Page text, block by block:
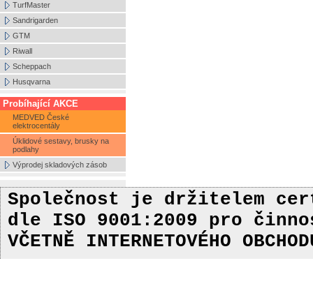
TurfMaster
Sandrigarden
GTM
Riwall
Scheppach
Husqvarna
Probíhající AKCE
MEDVED České
elektrocentály
Úklidové sestavy, brusky na
podlahy
Výprodej skladových zásob
Společnost je držitelem
dle ISO 9001:2009 pro
VČETNĚ INTERNETOVÉHO